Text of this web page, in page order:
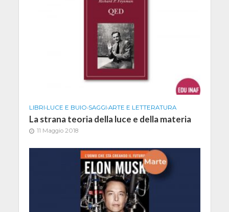
LIBRI•LUCE E BUIO•SAGGI•ARTE E LETTERATURA
La strana teoria della luce e della materia
11 Maggio 2018